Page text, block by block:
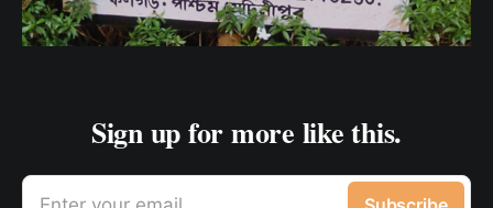
Sign up for more like this.